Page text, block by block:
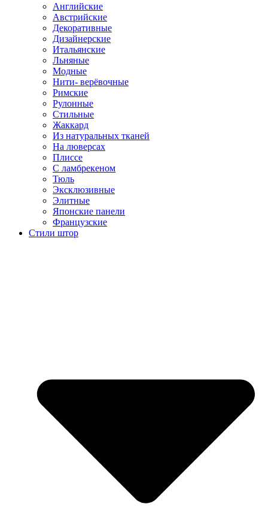
Английские
Австрийские
Декоративные
Дизайнерские
Итальянские
Льняные
Модные
Нити- верёвочные
Римские
Рулонные
Стильные
Жаккард
Из натуральных тканей
На люверсах
Плиссе
С ламбрекеном
Тюль
Эксклюзивные
Элитные
Японские панели
Французские
Стили штор